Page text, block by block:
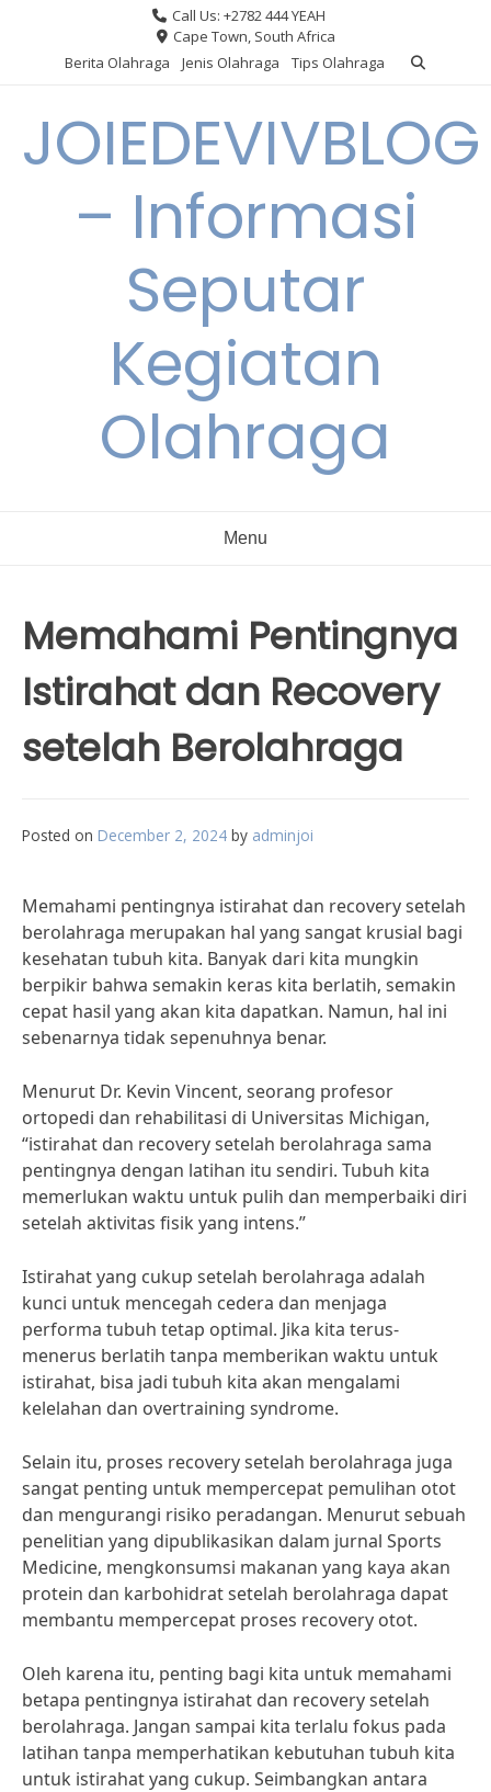
Call Us: +2782 444 YEAH
Cape Town, South Africa
Berita Olahraga
Jenis Olahraga Tips Olahraga
JOIEDEVIVBLOG
– Informasi
Seputar
Kegiatan
Olahraga
Menu
Memahami Pentingnya
Istirahat dan Recovery
setelah Berolahraga
Posted on December 2, 2024 by adminjoi
Memahami pentingnya istirahat dan recovery setelah
berolahraga merupakan hal yang sangat krusial bagi
kesehatan tubuh kita. Banyak dari kita mungkin
berpikir bahwa semakin keras kita berlatih, semakin
cepat hasil yang akan kita dapatkan. Namun, hal ini
sebenarnya tidak sepenuhnya benar.
Menurut Dr. Kevin Vincent, seorang profesor
ortopedi dan rehabilitasi di Universitas Michigan,
“istirahat dan recovery setelah berolahraga sama
pentingnya dengan latihan itu sendiri. Tubuh kita
memerlukan waktu untuk pulih dan memperbaiki diri
setelah aktivitas fisik yang intens.”
Istirahat yang cukup setelah berolahraga adalah
kunci untuk mencegah cedera dan menjaga
performa tubuh tetap optimal. Jika kita terus-
menerus berlatih tanpa memberikan waktu untuk
istirahat, bisa jadi tubuh kita akan mengalami
kelelahan dan overtraining syndrome.
Selain itu, proses recovery setelah berolahraga juga
sangat penting untuk mempercepat pemulihan otot
dan mengurangi risiko peradangan. Menurut sebuah
penelitian yang dipublikasikan dalam jurnal Sports
Medicine, mengkonsumsi makanan yang kaya akan
protein dan karbohidrat setelah berolahraga dapat
membantu mempercepat proses recovery otot.
Oleh karena itu, penting bagi kita untuk memahami
betapa pentingnya istirahat dan recovery setelah
berolahraga. Jangan sampai kita terlalu fokus pada
latihan tanpa memperhatikan kebutuhan tubuh kita
untuk istirahat yang cukup. Seimbangkan antara